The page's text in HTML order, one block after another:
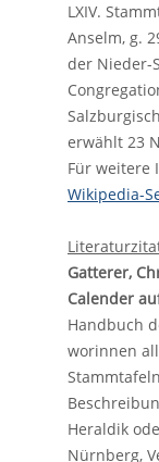
LXIV.
Anselm, g.
der Nieder-
erwählt 23
Für weitere
Wikipedia-
Gatterer,
Calender
Handbuch
worinnen
Heraldik
Nürnberg,